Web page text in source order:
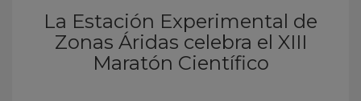
La Estación Experimental de
Zonas Áridas celebra el XIII
Maratón Científico